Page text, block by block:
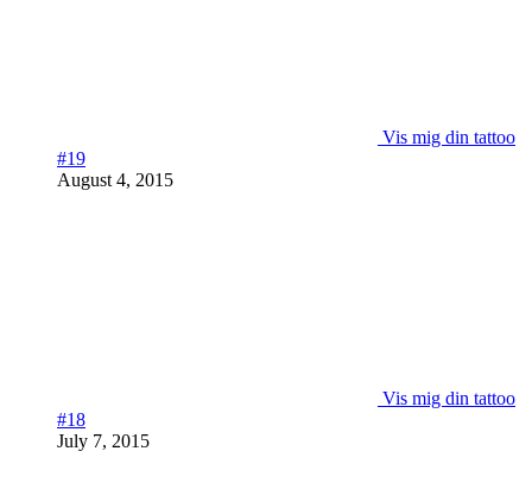
Vis mig din tattoo
#19
August 4, 2015
Vis mig din tattoo
#18
July 7, 2015